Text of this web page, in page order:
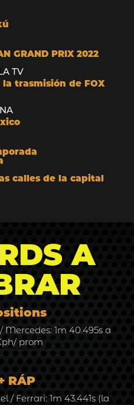
GRAND PRIX 2022
TV
trasmisión de FOX
calles de la capital
A
Mercedes: 1m 40.495s a
prom
RÁP
/ Ferrari: 1m 43.441s (la